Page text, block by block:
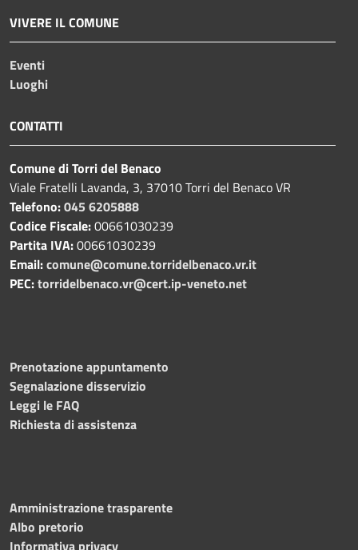
VIVERE IL COMUNE
Eventi
Luoghi
CONTATTI
Comune di Torri del Benaco
Viale Fratelli Lavanda, 3, 37010 Torri del Benaco VR
Telefono:045 6205888
Codice Fiscale:00661030239
Partita IVA:00661030239
Email:comune@comune.torridelbenaco.vr.it
PEC:torridelbenaco.vr@cert.ip-veneto.net
Prenotazione appuntamento
Segnalazione disservizio
Leggi le FAQ
Richiesta di assistenza
Amministrazione trasparente
Albo pretorio
Informativa privacy